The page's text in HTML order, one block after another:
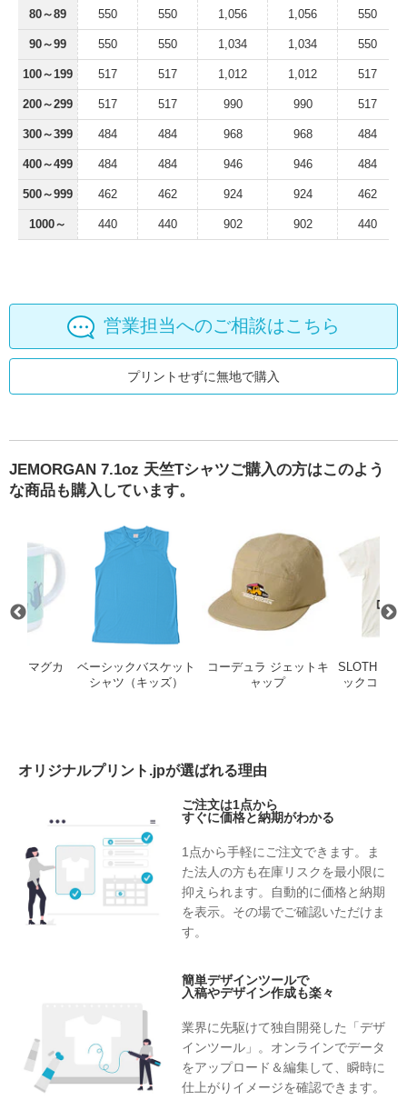
80～89 550 550 1,056 1,056 550
90～99 550 550 1,034 1,034 550
100～199 517 517 1,012 1,012 517
200～299 517 517 990 990 517
300～399 484 484 968 968 484
400～499 484 484 946 946 484
500～999 462 462 924 924 462
1000～ 440 440 902 902 440
営業担当へのご相談はこちら
プリントせずに無地で購入
JEMORGAN 7.1oz 天竺Tシャツご購入の方はこのよう
な商品も購入しています。
ーリラックスフィットTシャツ（裾ドローコード）
ンリップストップ ナップサック
イドマグカ
ショートワイドマグカップ
ベーシックバスケット
シャツ（キッズ）
コーデュラ ジェットキ
ャップ
SLOTH
ックコット
オリジナルプリント.jpが選ばれる理由
ご注文は1点から
すぐに価格と納期がわかる
1点から手軽にご注文できます。ま
た法人の方も在庫リスクを最小限に
抑えられます。自動的に価格と納期
を表示。その場でご確認いただけま
す。
簡単デザインツールで
入稿やデザイン作成も楽々
業界に先駆けて独自開発した「デザ
インツール」。オンラインでデータ
をアップロード＆編集して、瞬時に
仕上がりイメージを確認できます。